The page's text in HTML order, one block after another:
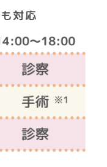
も対応